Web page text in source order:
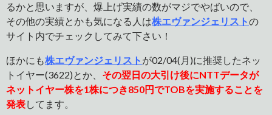
るかと思いますが、爆上げ実績の数がマジでやばいので、
その他の実績とかも気になる人は株エヴァンジェリストの
サイト内でチェックしてみて下さい！
ほかにも株エヴァンジェリスト が02/04(月)に推奨したネッ
トイヤー(3622)とか、 その翌日の大引け後にNTTデータが
ネットイヤー株を1株につき850円でTOBを実施することを
発表してます。